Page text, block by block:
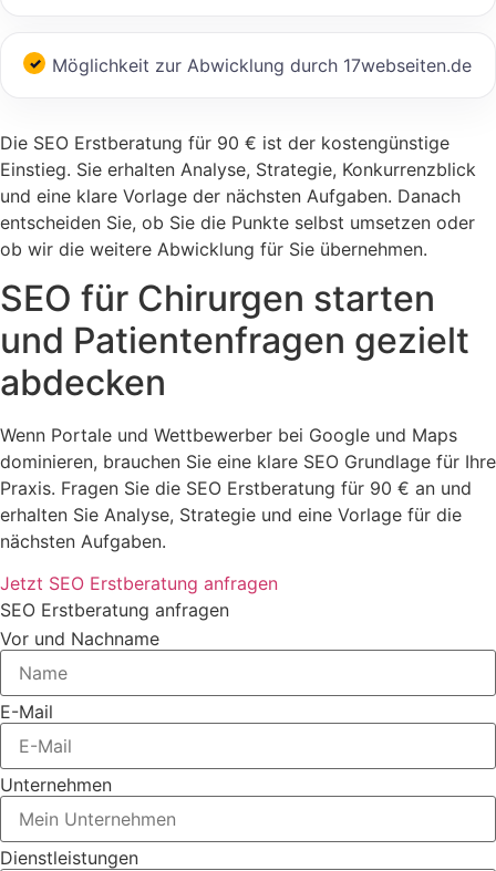
Möglichkeit zur Abwicklung durch 17webseiten.de
Die SEO Erstberatung für 90 € ist der kostengünstige
Einstieg. Sie erhalten Analyse, Strategie, Konkurrenzblick
und eine klare Vorlage der nächsten Aufgaben. Danach
entscheiden Sie, ob Sie die Punkte selbst umsetzen oder
ob wir die weitere Abwicklung für Sie übernehmen.
SEO für Chirurgen starten
und Patientenfragen gezielt
abdecken
Wenn Portale und Wettbewerber bei Google und Maps
dominieren, brauchen Sie eine klare SEO Grundlage für Ihre
Praxis. Fragen Sie die SEO Erstberatung für 90 € an und
erhalten Sie Analyse, Strategie und eine Vorlage für die
nächsten Aufgaben.
Jetzt SEO Erstberatung anfragen
SEO Erstberatung anfragen
Vor und Nachname
E-Mail
Unternehmen
Dienstleistungen